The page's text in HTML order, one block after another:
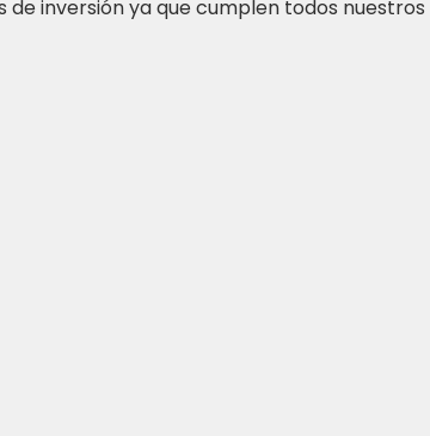
inversión ya que cumplen todos nuestros